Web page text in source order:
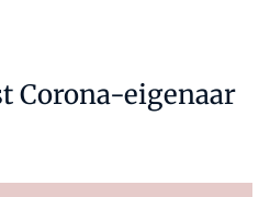
Corona-eigenaar